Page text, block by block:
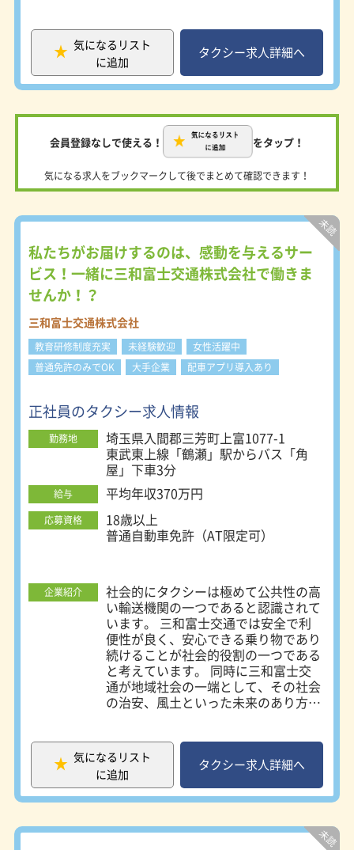
----------PRポイント----------- 【9割の
社員が未経験スタート！60歳以上大
歓迎！】 日本交通埼玉では、60歳以
上の方の応募も歓迎します！ 21歳か
経験からスタートして、立派なタクシ
ードライバーとなっています。タクシ
ーは年齢に関係なく始められ、そして
長く働けるおススメの職業ですよ。
【未経験でも安心の教育制度☆】 日
本交通埼玉では、充実した教育・研修
制度で、運転・接客・地理などについ
て丁寧に指導いたします。一生モノの
資格である2種免許を取得すれば、あ
なた次第で長く働けまよ。 乗務員デ
ビュー後も、先輩ベテラン乗務員（班
員の働きやすさ重視！】 全車ともオ
ートマチック車・各種カード対応。車
内防犯カメラも装備で安心。 埼玉は
都内と違って、駅付けや無線配車が主
ような営業スタイルではないので、初
めての方でも安心してタクシードライ
バーライフをスタートできますよ。
また、乗務中も休憩時間もしっかり確
保できる体制が整っているので、メリ
ハリをつけてバッチリ稼げます！
気になるリスト
に追加
タクシー求人詳細へ
会員登録なしで使える！ をタップ！
気になる求人をブックマークして後でまとめて確認できます！
私たちがお届けするのは、感動を与えるサー
ビス！一緒に三和富士交通株式会社で働きま
せんか！？
三和富士交通株式会社
教育研修制度充実 未経験歓迎
女性活躍中
普通免許のみでOK
大手企業 配車アプリ導入あり
正社員のタクシー求人情報
勤務地
埼玉県入間郡三芳町上富1077-1
東武東上線「鶴瀬」駅からバス「角
屋」下車3分
給与 平均年収370万円
応募資格
18歳以上
普通自動車免許（AT限定可）
企業紹介
社会的にタクシーは極めて公共性の高
い輸送機関の一つであると認識されて
います。 三和富士交通では安全で利
便性が良く、安心できる乗り物であり
続けることが社会的役割の一つである
と考えています。 同時に三和富士交
通が地域社会の一端として、その社会
の治安、風土といった未来のあり方を
---------PRポイント----------------------
---- ■教育制度 新人研修10日間(研修
手当あり) 定期的な事故・無線等の研
修 月例教育 本社研修 交通事故防止研
トマチック（クラウンセダン）一部ハ
気になるリスト
に追加
タクシー求人詳細へ